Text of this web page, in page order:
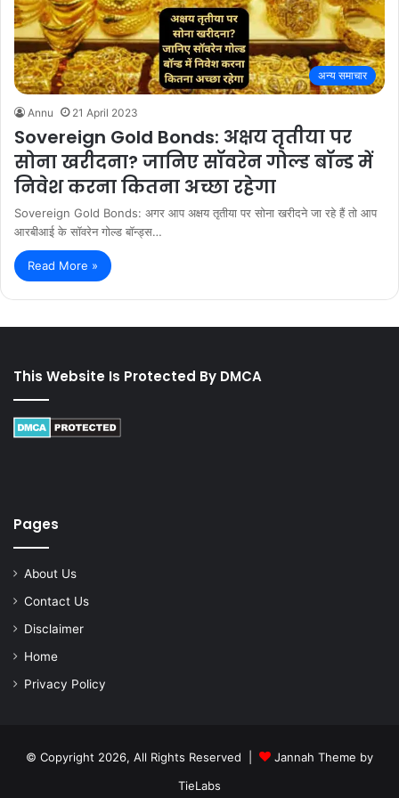
अन्य समाचार
Annu 21 April 2023
Sovereign Gold Bonds: अक्षय तृतीया पर
सोना खरीदना? जानिए सॉवरेन गोल्ड बॉन्ड में
निवेश करना कितना अच्छा रहेगा
Sovereign Gold Bonds: अगर आप अक्षय तृतीया पर सोना खरीदने जा रहे हैं तो आप
आरबीआई के सॉवरेन गोल्ड बॉन्ड्स…
Read More »
This Website Is Protected By DMCA
Pages
About Us
Contact Us
Disclaimer
Home
Privacy Policy
© Copyright 2026, All Rights Reserved |
Jannah Theme by
TieLabs